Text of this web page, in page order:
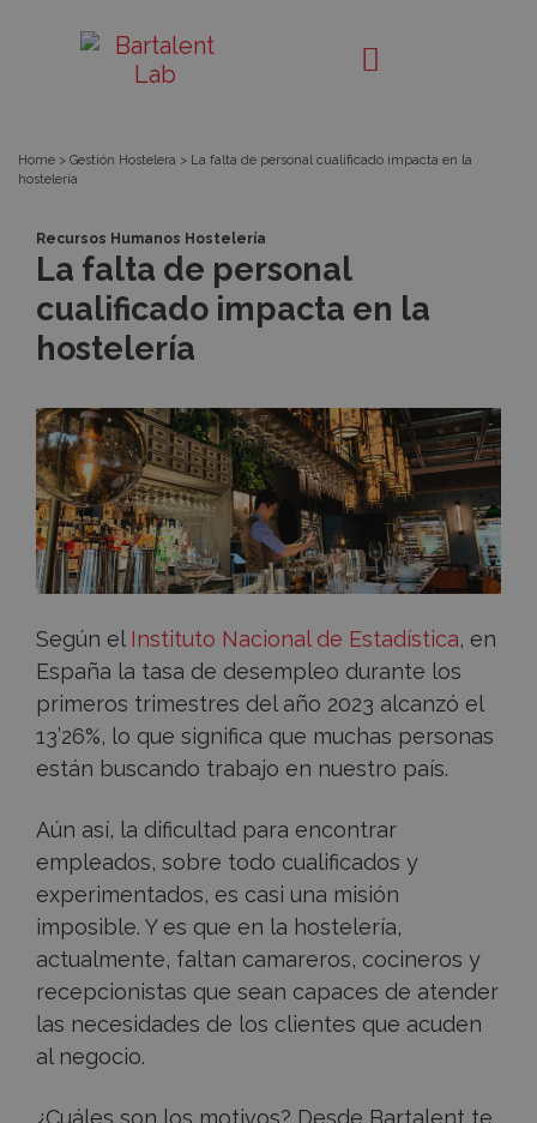
de
cualificado
impacta
la
hostelería
Bartalent
Lab
Home > Gestión Hostelera > La falta de personal cualificado impacta en la
hostelería
Recursos Humanos Hostelería
La falta de personal
cualificado impacta en la
hostelería
Según el Instituto Nacional de Estadística, en
España la tasa de desempleo durante los
primeros trimestres del año 2023 alcanzó el
13’26%, lo que significa que muchas personas
están buscando trabajo en nuestro país.
Aún así, la dificultad para encontrar
empleados, sobre todo cualificados y
experimentados, es casi una misión
imposible. Y es que en la hostelería,
actualmente, faltan camareros, cocineros y
recepcionistas que sean capaces de atender
las necesidades de los clientes que acuden
al negocio.
¿Cuáles son los motivos? Desde Bartalent te